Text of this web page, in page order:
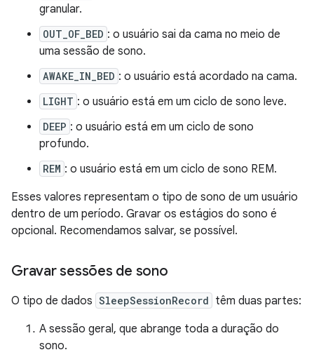
granular.
OUT_OF_BED : o usuário sai da cama no meio de
uma sessão de sono.
AWAKE_IN_BED : o usuário está acordado na cama.
LIGHT : o usuário está em um ciclo de sono leve.
DEEP : o usuário está em um ciclo de sono
profundo.
REM : o usuário está em um ciclo de sono REM.
Esses valores representam o tipo de sono de um usuário
dentro de um período. Gravar os estágios do sono é
opcional. Recomendamos salvar, se possível.
Gravar sessões de sono
O tipo de dados SleepSessionRecord têm duas partes:
A sessão geral, que abrange toda a duração do
sono.